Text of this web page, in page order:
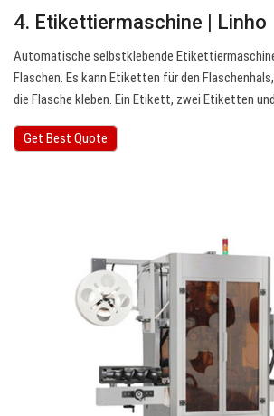
4. Etikettiermaschine | Linho
Automatische selbstklebende
Flaschen. Es kann Etiketten für den
die Flasche kleben. Ein Etikett, zwei Etiketten
Get Best Quote